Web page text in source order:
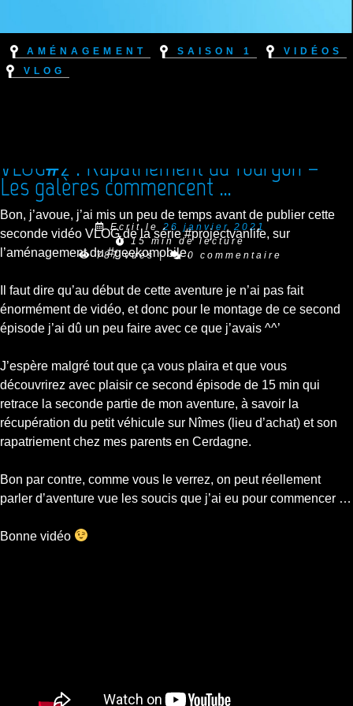
Aménagement Saison 1
Vidéos
VLOG
VLOG#2 : Rapatriement du fourgon –
Les galères commencent …
Ecrit le 26 janvier 2021
15 min de lecture
787 vues | 0 commentaire
Bon, j’avoue, j’ai mis un peu de temps avant de publier cette
seconde vidéo VLOG de la série #projectvanlife, sur
l’aménagement du #geekomobile.
Il faut dire qu’au début de cette aventure je n’ai pas fait
énormément de vidéo, et donc pour le montage de ce second
épisode j’ai dû un peu faire avec ce que j’avais ^^’
J’espère malgré tout que ça vous plaira et que vous
découvrirez avec plaisir ce second épisode de 15 min qui
retrace la seconde partie de mon aventure, à savoir la
récupération du petit véhicule sur Nîmes (lieu d’achat) et son
rapatriement chez mes parents en Cerdagne.
Bon par contre, comme vous le verrez, on peut réellement
parler d’aventure vue les soucis que j’ai eu pour commencer …
Bonne vidéo